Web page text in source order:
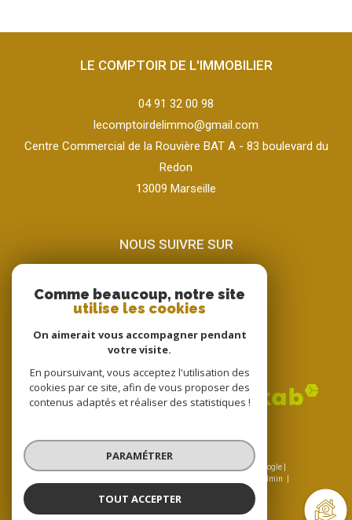
LE COMPTOIR DE L'IMMOBILIER
04 91 32 00 98
lecomptoirdelimmo@gmail.com
Centre Commercial de la Rouvière BAT A - 83 boulevard du
Redon
13009
marseille
NOUS SUIVRE SUR
© 2026 | Tous droits réservés | Traduction powered by Google |
Admin
Comme beaucoup, notre site
utilise les cookies
On aimerait vous accompagner pendant
votre visite.
En poursuivant, vous acceptez l'utilisation des
cookies par ce site, afin de vous proposer des
contenus adaptés et réaliser des statistiques !
PARAMÉTRER
TOUT ACCEPTER